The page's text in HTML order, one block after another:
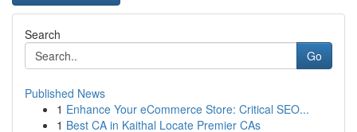
Search
Go
Published News
1 Enhance Your eCommerce Store: Critical SEO...
1 Best CA in Kaithal Locate Premier CAs